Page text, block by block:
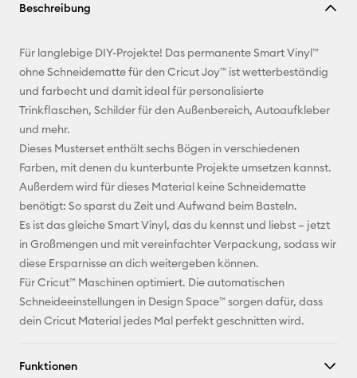
E-Mail-
Adresse
Pinterest
Facebook
X
Beschreibung
Für langlebige DIY-Projekte! Das permanente Smart Vinyl™
ohne Schneidematte für den Cricut Joy™ ist wetterbeständig
und farbecht und damit ideal für personalisierte
Trinkflaschen, Schilder für den Außenbereich, Autoaufkleber
und mehr.
Dieses Musterset enthält sechs Bögen in verschiedenen
Farben, mit denen du kunterbunte Projekte umsetzen kannst.
Außerdem wird für dieses Material keine Schneidematte
benötigt: So sparst du Zeit und Aufwand beim Basteln.
Es ist das gleiche Smart Vinyl, das du kennst und liebst – jetzt
in Großmengen und mit vereinfachter Verpackung, sodass wir
diese Ersparnisse an dich weitergeben können.
Für Cricut™ Maschinen optimiert. Die automatischen
Schneideeinstellungen in Design Space™ sorgen dafür, dass
dein Cricut Material jedes Mal perfekt geschnitten wird.
Funktionen